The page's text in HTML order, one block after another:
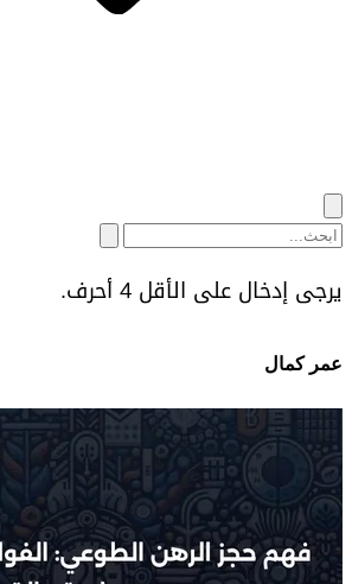
يرجى إدخال على الأقل 4 أحرف.
عمر كمال